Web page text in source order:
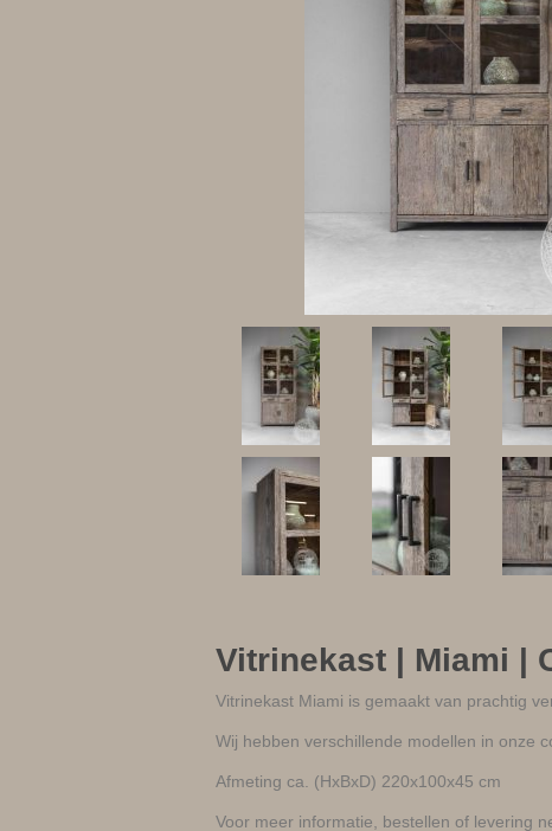
Vitrinekast | Miami |
Vitrinekast Miami is gemaakt van prachtig
Wij hebben verschillende modellen in onze
Afmeting ca. (HxBxD) 220x100x45 cm
Voor meer informatie, bestellen of levering